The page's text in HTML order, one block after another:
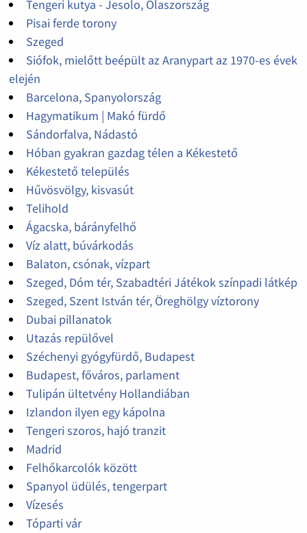
Tengeri kutya - Jesolo, Olaszország
Pisai ferde torony
Szeged
Siófok, mielőtt beépült az Aranypart az 1970-es évek
elején
Barcelona, Spanyolország
Hagymatikum | Makó fürdő
Sándorfalva, Nádastó
Hóban gyakran gazdag télen a Kékestető
Kékestető település
Hűvösvölgy, kisvasút
Telihold
Ágacska, bárányfelhő
Víz alatt, búvárkodás
Balaton, csónak, vízpart
Szeged, Dóm tér, Szabadtéri Játékok színpadi látkép
Szeged, Szent István tér, Öreghölgy víztorony
Dubai pillanatok
Utazás repülővel
Széchenyi gyógyfürdő, Budapest
Budapest, főváros, parlament
Tulipán ültetvény Hollandiában
Izlandon ilyen egy kápolna
Tengeri szoros, hajó tranzit
Madrid
Felhőkarcolók között
Spanyol üdülés, tengerpart
Vízesés
Tóparti vár